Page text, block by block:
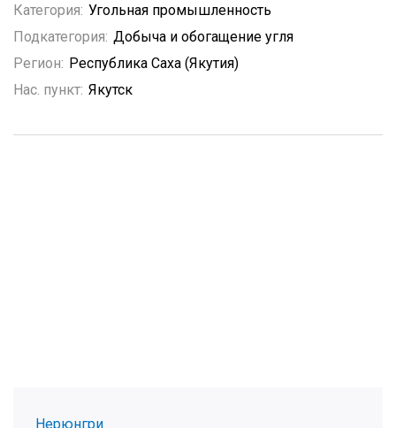
Категория: Угольная промышленность
Подкатегория: Добыча и обогащение угля
Регион: Республика Саха (Якутия)
Нас. пункт: Якутск
Нерюнгри